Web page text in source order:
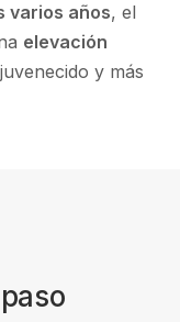
varios años, el
elevación
y más